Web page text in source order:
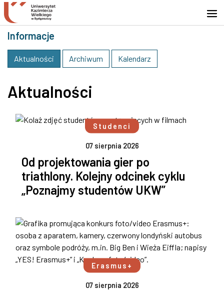
Przejdź do wyszukiwarki
Przejdź do treści
Przejdź do stopki - Kontakt
Informacje
Aktualności Archiwum Kalendarz
Aktualności
Studenci
07 sierpnia 2026
Od projektowania gier po
triathlony. Kolejny odcinek cyklu
„Poznajmy studentów UKW”
Erasmus+
07 sierpnia 2026